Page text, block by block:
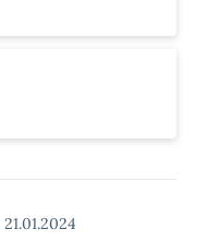
21.01.2024